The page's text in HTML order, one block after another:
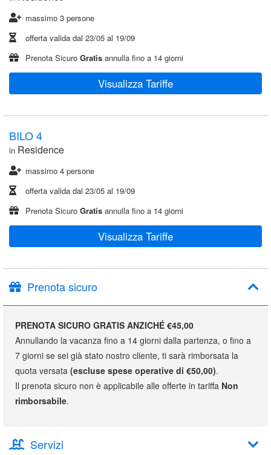
massimo 3 persone
offerta valida dal 23/05 al 19/09
Prenota Sicuro Gratis annulla fino a 14 giorni
Visualizza Tariffe
BILO 4
in Residence
massimo 4 persone
offerta valida dal 23/05 al 19/09
Prenota Sicuro Gratis annulla fino a 14 giorni
Visualizza Tariffe
Prenota sicuro
PRENOTA SICURO GRATIS ANZICHÉ €45,00
Annullando la vacanza fino a 14 giorni dalla partenza, o fino a
7 giorni se sei già stato nostro cliente, ti sarà rimborsata la
quota versata (escluse spese operative di €50,00).
Il prenota sicuro non è applicabile alle offerte in tariffa Non
rimborsabile.
Servizi